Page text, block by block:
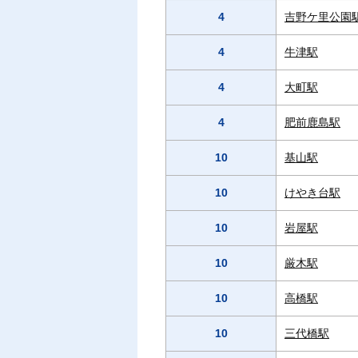
4 吉野ケ里公園
4 牛津駅
4 大町駅
4 肥前鹿島駅
10 基山駅
10 けやき台駅
10 岩屋駅
10 厳木駅
10 高橋駅
10 三代橋駅